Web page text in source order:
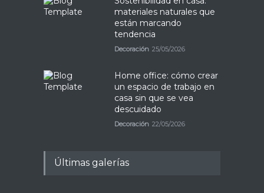
materiales naturales que
están marcando
tendencia
Decoración 25/05/2026
Home office: cómo crear
un espacio de trabajo en
casa sin que se vea
descuidado
Decoración 22/05/2026
Últimas galerías